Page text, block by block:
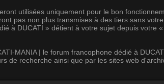
utilisées uniquement pour le bon
pas non plus transmises à des tiers sans
à DUCATI » détient à votre sujet depuis votre
MANIA | le forum francophone dédié à
de recherche ainsi que par les sites web